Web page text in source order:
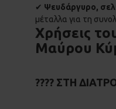
✔ Ψευδάργυρο,
μέταλλα για τη
Χρήσεις
Μαύρου
???? ΣΤΗ